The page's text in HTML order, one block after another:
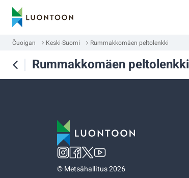
Čuoigan Keski-Suomi Rummakkomäen peltolenkki
Rummakkomäen peltolenkki
©Metsähallitus 2026